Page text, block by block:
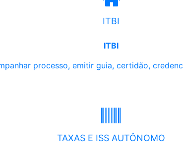
ITBI
ITBI
processo, emitir guia, certidão,
TAXAS E ISS AUTÔNOMO